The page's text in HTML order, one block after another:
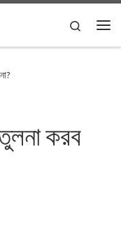
Search
করব